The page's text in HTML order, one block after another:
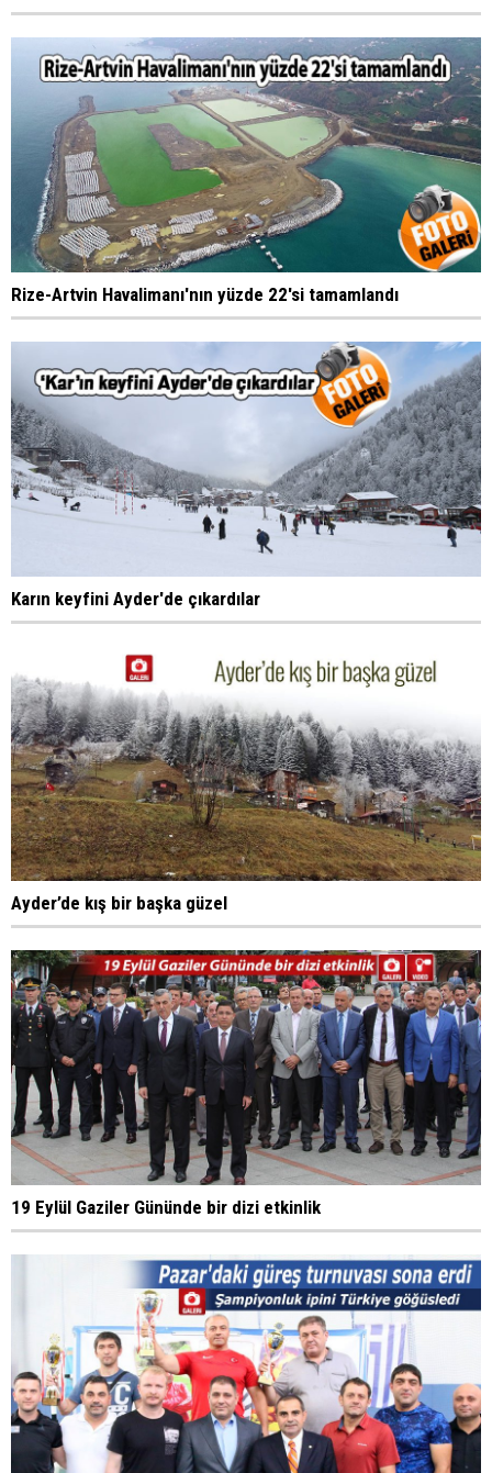
Rize-Artvin Havalimanı'nın yüzde 22'si tamamlandı
Karın keyfini Ayder'de çıkardılar
Ayder’de kış bir başka güzel
19 Eylül Gaziler Gününde bir dizi etkinlik